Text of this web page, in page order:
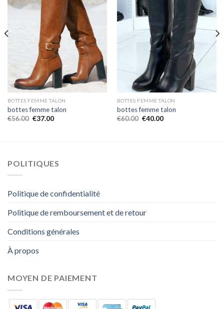
BOTTES FEMME TALON
bottes femme talon
€56.00 €37.00
BOTTES FEMME TALON
bottes femme talon
€60.00 €40.00
POLITIQUES
Politique de confidentialité
Politique de remboursement et de retour
Conditions générales
À propos
MOYEN DE PAIEMENT